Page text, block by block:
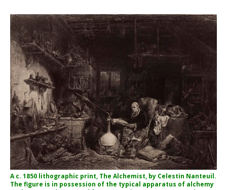
A c. 1850 lithographic print, The Alchemist, by Celestin Nanteuil.
The figure is in possession of the typical apparatus of alchemy